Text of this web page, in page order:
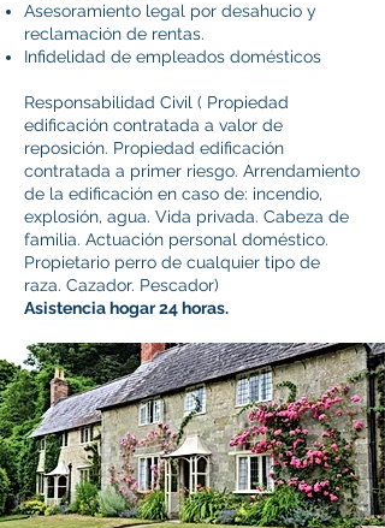
Asesoramiento legal por desahucio y
reclamación de rentas.
Infidelidad de empleados domésticos
Responsabilidad Civil ( Propiedad
edificación contratada a valor de
reposición. Propiedad edificación
contratada a primer riesgo. Arrendamiento
de la edificación en caso de: incendio,
explosión, agua. Vida privada. Cabeza de
familia. Actuación personal doméstico.
Propietario perro de cualquier tipo de
raza. Cazador. Pescador)
Asistencia hogar 24 horas.